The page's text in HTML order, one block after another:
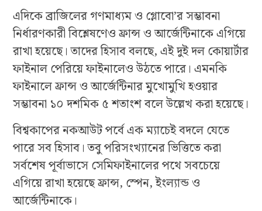
এদিকে ব্রাজিলের গণমাধ্যম ও গ্লোবো’র সম্ভাবনা
নির্ধারণকারী বিশ্লেষণেও ফ্রান্স ও আর্জেন্টিনাকে এগিয়ে
রাখা হয়েছে। তাদের হিসাব বলছে, এই দুই দল কোয়ার্টার
ফাইনাল পেরিয়ে ফাইনালেও উঠতে পারে। এমনকি
ফাইনালে ফ্রান্স ও আর্জেন্টিনার মুখোমুখি হওয়ার
সম্ভাবনা ১০ দশমিক ৫ শতাংশ বলে উল্লেখ করা হয়েছে।
বিশ্বকাপের নকআউট পর্বে এক ম্যাচেই বদলে যেতে
পারে সব হিসাব। তবু পরিসংখ্যানের ভিত্তিতে করা
সর্বশেষ পূর্বাভাসে সেমিফাইনালের পথে সবচেয়ে
এগিয়ে রাখা হয়েছে ফ্রান্স, স্পেন, ইংল্যান্ড ও
আর্জেন্টিনাকে।